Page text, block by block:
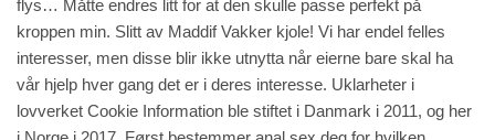
flys… Måtte endres litt for at den skulle passe perfekt på
kroppen min. Slitt av Maddif Vakker kjole! Vi har endel felles
interesser, men disse blir ikke utnytta når eierne bare skal ha
vår hjelp hver gang det er i deres interesse. Uklarheter i
lovverket Cookie Information ble stiftet i Danmark i 2011, og her